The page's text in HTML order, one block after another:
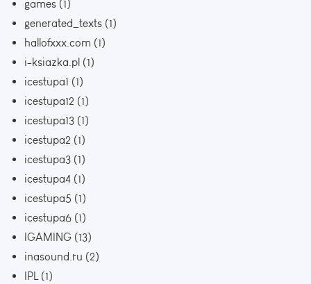
games (1)
generated_texts (1)
hallofxxx.com (1)
i-ksiazka.pl (1)
icestupa1 (1)
icestupa12 (1)
icestupa13 (1)
icestupa2 (1)
icestupa3 (1)
icestupa4 (1)
icestupa5 (1)
icestupa6 (1)
IGAMING (13)
inasound.ru (2)
IPL(1)